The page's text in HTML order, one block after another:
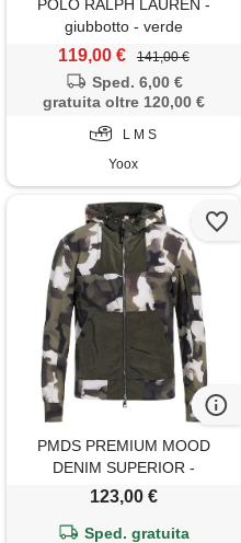
POLO RALPH LAUREN -
giubbotto - verde
119,00 € 141,00 €
Sped. 6,00 €
gratuita oltre 120,00 €
L M S
Yoox
PMDS PREMIUM MOOD
DENIM SUPERIOR -
giubbotto - verde militare
123,00 €
Sped. gratuita